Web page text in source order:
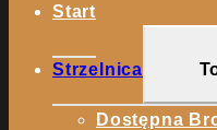
Start
Strzelnica
Dostępna